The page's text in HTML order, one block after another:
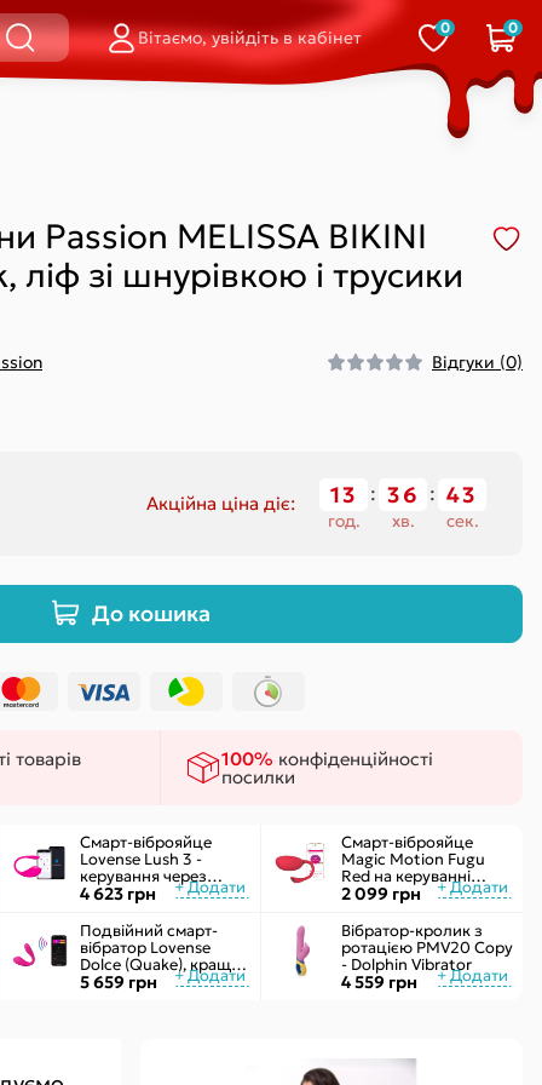
Подвійні (кліторальний-
вагінальні)
Вагінальні
Вітаємо, увійдіть в кабінет 0 0
Passion MELISSA BIKINI
зі шнурівкою і трусики
Відгуки (0)
Акційна ціна діє: 13
год.
36
хв.
43
сек.
До кошика
товарів 100% конфіденційності
посилки
Смарт-віброяйце
Lovense Lush 3 -
керування через
інтернет
4 623 грн
Смарт-віброяйце
Magic Motion Fugu
Red на керуванні
через смартфон, 9
режимів вібрації
2 099 грн
Подвійний смарт-
вібратор Lovense
Dolce (Quake), краще
Lush 3, управління зі
смартфона
5 659 грн
Вібратор-кролик з
ротацією PMV20 Copy
- Dolphin Vibrator
4 559 грн